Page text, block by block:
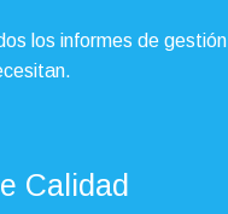
los informes de gestión
Calidad